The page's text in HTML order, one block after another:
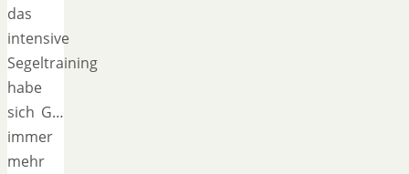
das
intensive
Segeltraining
habe
sich G…
immer
mehr